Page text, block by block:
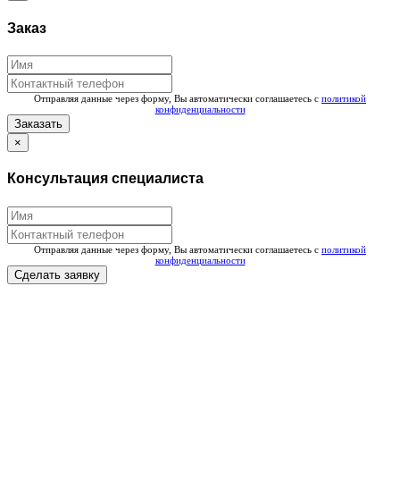
Заказ
Отправляя данные через форму, Вы автоматически соглашаетесь с политикой
конфиденциальности
Заказать
×
Консультация специалиста
Отправляя данные через форму, Вы автоматически соглашаетесь с политикой
конфиденциальности
Сделать заявку